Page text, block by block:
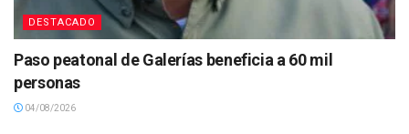
DESTACADO
Paso peatonal de Galerías beneficia a 60 mil
personas
04/08/2026